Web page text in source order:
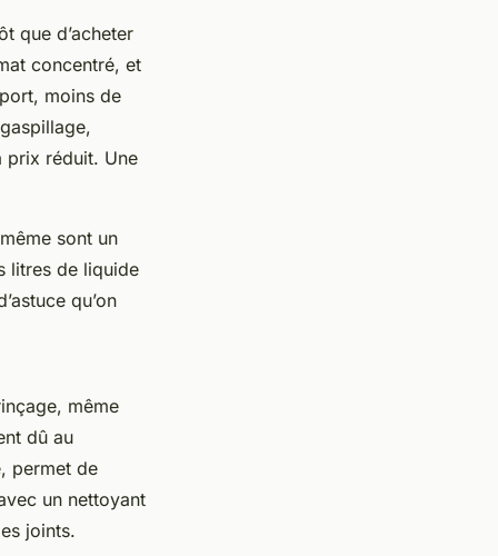
que d’acheter
concentré, et
moins de
prix réduit. Une
sont un
litres de liquide
qu’on
même
dû au
permet de
un nettoyant
joints.